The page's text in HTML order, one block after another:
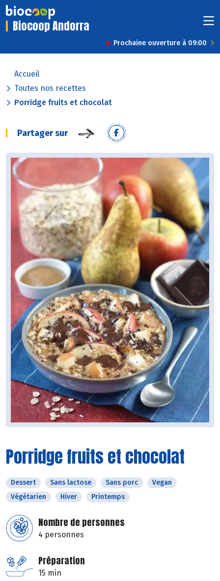
Biocoop Andorra
Prochaine ouverture à 09:00
Accueil
Toutes nos recettes
Porridge fruits et chocolat
Partager sur
Porridge fruits et chocolat
Dessert Sans lactose Sans porc
Vegan
Végétarien
Hiver Printemps
Nombre de personnes
4 personnes
Préparation
15 min